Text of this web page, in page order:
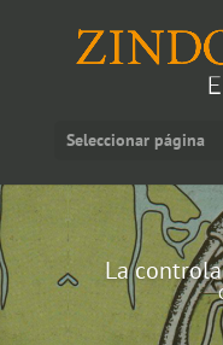
Seleccionar página
La